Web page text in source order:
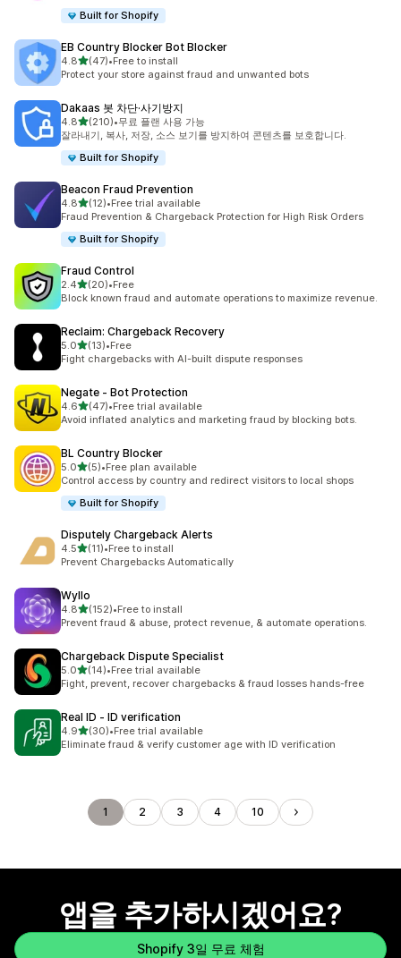
Built for Shopify
EB Country Blocker Bot Blocker
4.8별 5개 중
(47)
총 리뷰 47개
•Free to install
Protect your store against fraud and unwanted bots
Dakaas 봇 차단·사기방지
4.8별 5개 중
(210)
총 리뷰 210개
•무료 플랜 사용 가능
잘라내기, 복사, 저장, 소스 보기를 방지하여 콘텐츠를 보호합니다.
Built for Shopify
Beacon Fraud Prevention
4.8별 5개 중
(12)
총 리뷰 12개
•Free trial available
Fraud Prevention & Chargeback Protection for High Risk Orders
Built for Shopify
Fraud Control
2.4별 5개 중
(20)
총 리뷰 20개
•Free
Block known fraud and automate operations to maximize revenue.
Reclaim: Chargeback Recovery
5.0별 5개 중
(13)
총 리뷰 13개
•Free
Fight chargebacks with AI-built dispute responses
Negate ‑ Bot Protection
4.6별 5개 중
(47)
총 리뷰 47개
•Free trial available
Avoid inflated analytics and marketing fraud by blocking bots.
BL Country Blocker
5.0별 5개 중
(5)
총 리뷰 5개
•Free plan available
Control access by country and redirect visitors to local shops
Built for Shopify
Disputely Chargeback Alerts
4.5별 5개 중
(11)
총 리뷰 11개
•Free to install
Prevent Chargebacks Automatically
Wyllo
4.8별 5개 중
(152)
총 리뷰 152개
•Free to install
Prevent fraud & abuse, protect revenue, & automate operations.
Chargeback Dispute Specialist
5.0별 5개 중
(14)
총 리뷰 14개
•Free trial available
Fight, prevent, recover chargebacks & fraud losses hands-free
Real ID ‑ ID verification
4.9별 5개 중
(30)
총 리뷰 30개
•Free trial available
Eliminate fraud & verify customer age with ID verification
1 2 3 4 10
앱을 추가하시겠어요?
Shopify 3일 무료 체험